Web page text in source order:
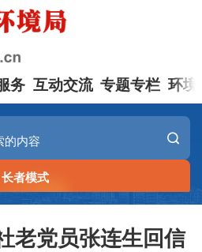
务 互动交流 专题专栏 环境
长者模式
老党员张连生回信